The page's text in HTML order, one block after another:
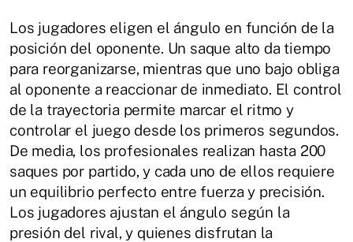
Los jugadores eligen el ángulo en función de la
posición del oponente. Un saque alto da tiempo
para reorganizarse, mientras que uno bajo obliga
al oponente a reaccionar de inmediato. El control
de la trayectoria permite marcar el ritmo y
controlar el juego desde los primeros segundos.
De media, los profesionales realizan hasta 200
saques por partido, y cada uno de ellos requiere
un equilibrio perfecto entre fuerza y precisión.
Los jugadores ajustan el ángulo según la
presión del rival, y quienes disfrutan la